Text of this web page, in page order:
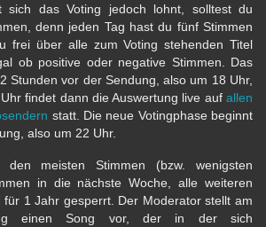
sich das Voting jedoch lohnt, solltest du
denn jeden Tag hast du fünf Stimmen
frei über alle zum Voting stehenden Titel
ob positive oder negative Stimmen. Das
Stunden vor der Sendung, also um 18 Uhr,
findet dann die Auswertung live auf allen
statt. Die neue Votingphase beginnt
also um 22 Uhr.
meisten Stimmen (bzw. wenigsten
in die nächste Woche, alle weiteren
1 Jahr gesperrt. Der Moderator stellt am
einen Song vor, der in der sich